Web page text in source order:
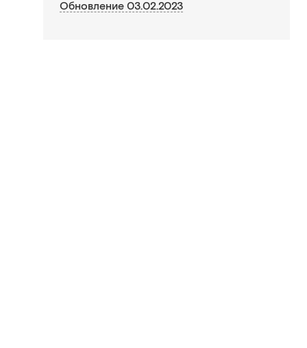
Обновление 03.02.2023